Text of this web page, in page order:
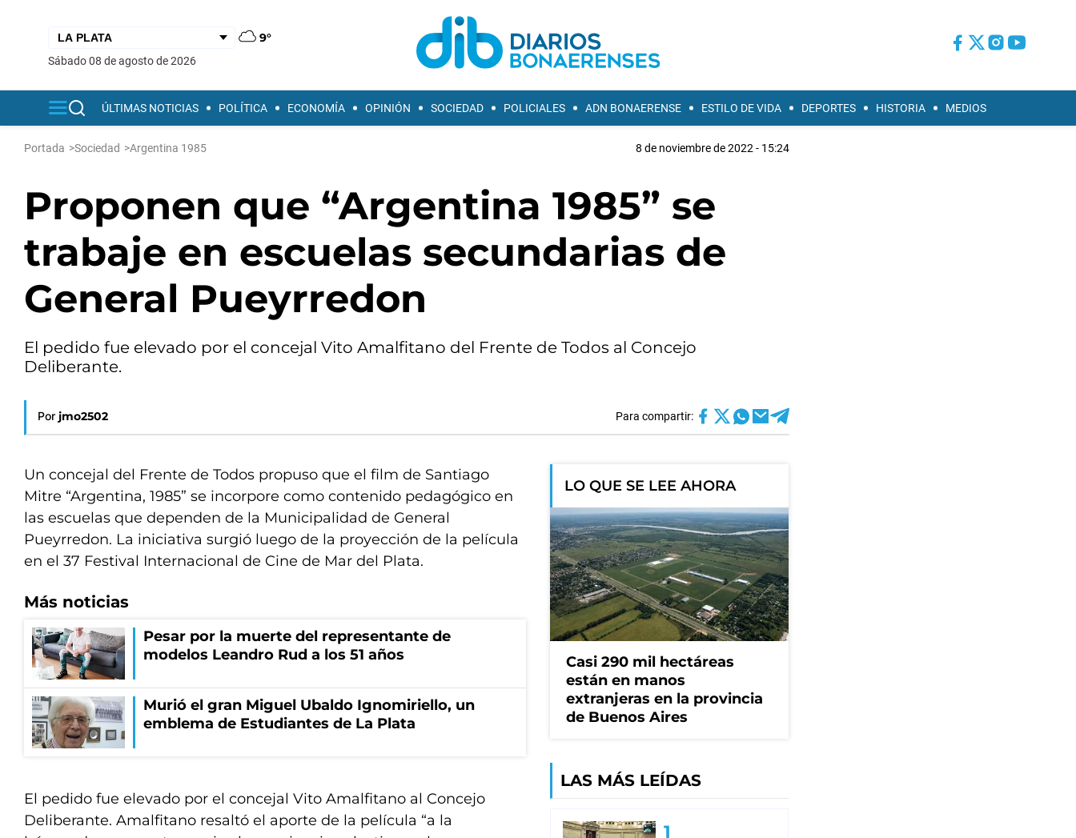
9°
sábado 08 de agosto de 2026
ÚLTIMAS NOTICIAS POLÍTICA ECONOMÍA OPINIÓN SOCIEDAD POLICIALES ADN BONAERENSE ESTILO DE VIDA DEPORTES HISTORIA MEDIOS
Portada >Sociedad >Argentina 1985 8 de noviembre de 2022 - 15:24
Proponen que “Argentina 1985” se
trabaje en escuelas secundarias de
General Pueyrredon
El pedido fue elevado por el concejal Vito Amalfitano del Frente de Todos al Concejo
Deliberante.
Por jmo2502 Para compartir:
Un concejal del Frente de Todos propuso que el film de Santiago
Mitre “Argentina, 1985” se incorpore como contenido pedagógico en
las escuelas que dependen de la Municipalidad de General
Pueyrredon. La iniciativa surgió luego de la proyección de la película
en el 37 Festival Internacional de Cine de Mar del Plata.
Más noticias
Pesar por la muerte del representante de
modelos Leandro Rud a los 51 años
Murió el gran Miguel Ubaldo Ignomiriello, un
emblema de Estudiantes de La Plata
El pedido fue elevado por el concejal Vito Amalfitano al Concejo
Deliberante. Amalfitano resaltó el aporte de la película “a la
LO QUE SE LEE AHORA
Casi 290 mil hectáreas
están en manos
extranjeras en la provincia
de Buenos Aires
LAS MÁS LEÍDAS